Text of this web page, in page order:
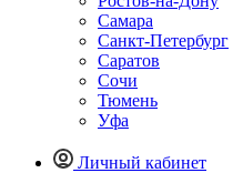
Самара
Санкт-Петербург
Саратов
Сочи
Тюмень
Уфа
Личный кабинет